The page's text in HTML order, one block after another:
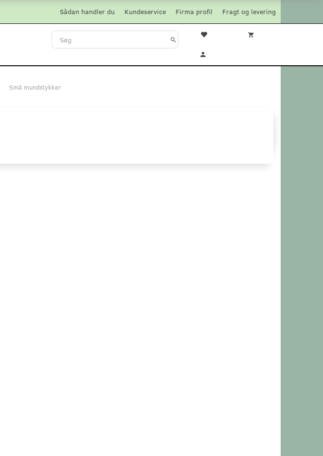
Fragt og levering
Firma profil
Kundeservice
Sådan handler du
Små mundstykker